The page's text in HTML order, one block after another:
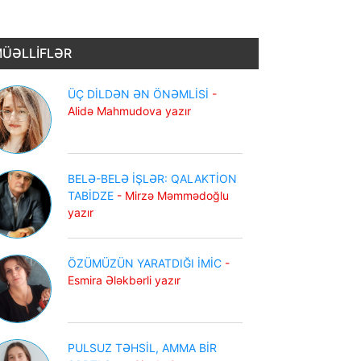
ÜÇ DİLDƏN ƏN ÖNƏMLİSİ -
Alidə Mahmudova yazır
BELƏ-BELƏ İŞLƏR: QALAKTİON
TABİDZE - Mirzə Məmmədoğlu
yazır
ÖZÜMÜZÜN YARATDIĞI İMİC -
Esmira Ələkbərli yazır
PULSUZ TƏHSİL, AMMA BİR